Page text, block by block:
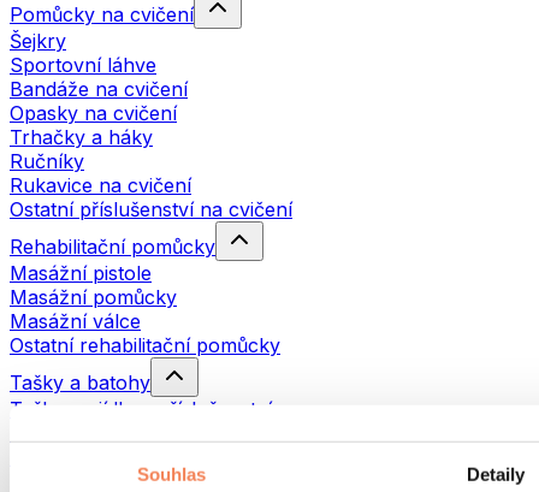
Souhlas Detaily
Pomůcky na cvičení
Šejkry
Sportovní láhve
Bandáže na cvičení
Opasky na cvičení
Trhačky a háky
Ručníky
Rukavice na cvičení
Ostatní příslušenství na cvičení
Rehabilitační pomůcky
Masážní pistole
Masážní pomůcky
Masážní válce
Ostatní rehabilitační pomůcky
Tašky a batohy
Tašky na jídlo a příslušenství